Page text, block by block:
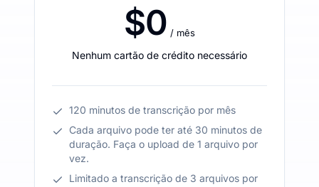
$0 / mês
Nenhum cartão de crédito necessário
120 minutos de transcrição por mês
Cada arquivo pode ter até 30 minutos de
duração. Faça o upload de 1 arquivo por
vez.
Limitado a transcrição de 3 arquivos por